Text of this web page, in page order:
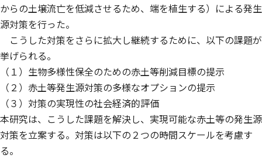
からの土壌流亡を低減させるため、端を植生する）による発生
源対策を行った。
こうした対策をさらに拡大し継続するために、以下の課題が
挙げられる。
（１）生物多様性保全のための赤土等削減目標の提示
（２）赤土等発生源対策の多様なオプションの提示
（３）対策の実現性の社会経済的評価
本研究は、こうした課題を解決し、実現可能な赤土等の発生源
対策を立案する。対策は以下の２つの時間スケールを考慮す
る。